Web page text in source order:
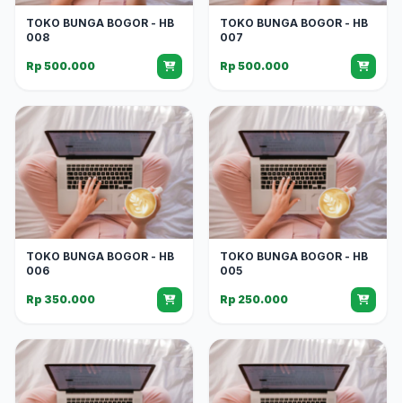
TOKO BUNGA BOGOR - HB
008
Rp 500.000
TOKO BUNGA BOGOR - HB
007
Rp 500.000
TOKO BUNGA BOGOR - HB
006
Rp 350.000
TOKO BUNGA BOGOR - HB
005
Rp 250.000